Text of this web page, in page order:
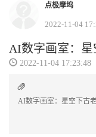
点极摩坞
2022-11-04
AI数字画室：星
2022-11-04 17:23:48
AI数字画室：星空下古